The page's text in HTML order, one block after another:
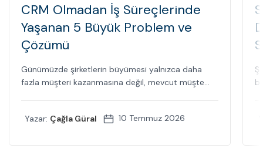
CRM Olmadan İş Süreçlerinde
Yaşanan 5 Büyük Problem ve
Çözümü
Günümüzde şirketlerin büyümesi yalnızca daha
fazla müşteri kazanmasına değil, mevcut müşte...
Yazar: Çağla Güral 10 Temmuz 2026